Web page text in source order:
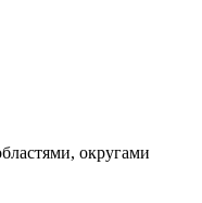
округами